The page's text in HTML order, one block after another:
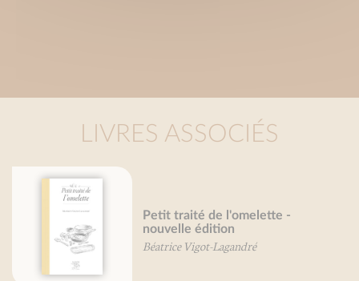
LIVRES ASSOCIÉS
Petit traité de l'omelette -
nouvelle édition
Béatrice Vigot-Lagandré